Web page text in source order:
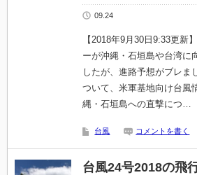
09.24
【2018年9月30日9:33更新
ーが沖縄・石垣島や台湾に
したが、進路予想がブレま
ついて、米軍基地向け台風
縄・石垣島への直撃につ…
台風 コメントを書く
台風24号2018の飛